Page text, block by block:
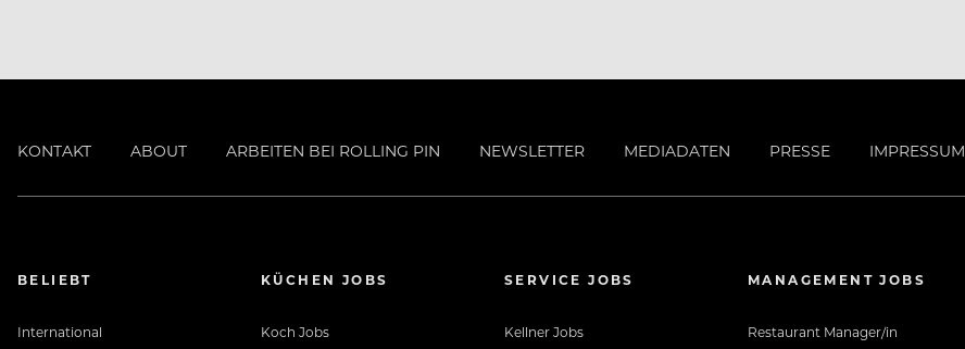
KONTAKT ABOUT ARBEITEN BEI ROLLING PIN NEWSLETTER MEDIADATEN PRESSE IMPRESSUM
BELIEBT
International
KÜCHEN JOBS
Koch Jobs
SERVICE JOBS
Kellner Jobs
MANAGEMENT JOBS
Restaurant Manager/in